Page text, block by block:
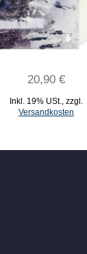
20,90 €
Inkl. 19% USt.,zzgl.
Versandkosten